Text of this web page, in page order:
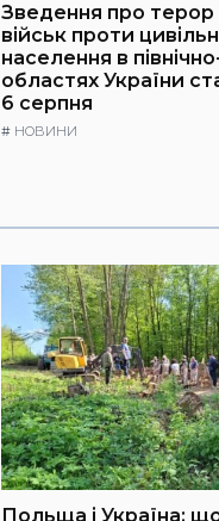
Зведення про терор
військ проти
населення в
областях України
6 серпня
# НОВИНИ
Польща і Україна: